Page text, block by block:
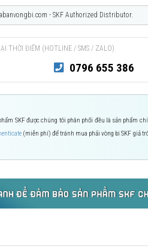
- SKF Authorized Distributor.
THỜI ĐIỂM (HOTLINE / SMS / ZALO)
0796 655 386
SKF được chúng tôi phân phối đều là sản phẩm
(miễn phí) để tránh mua phải vòng bi SKF giả